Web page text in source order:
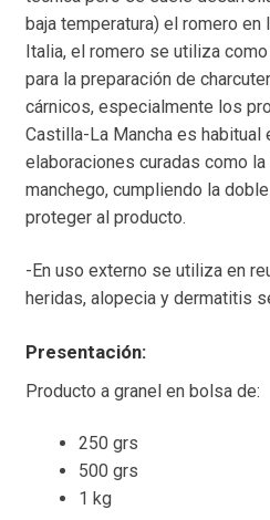
baja temperatura) el romero en
Italia, el romero se utiliza
para la preparación de
cárnicos, especialmente los
Castilla-La Mancha es habitual
elaboraciones curadas como
manchego, cumpliendo la
proteger al producto.
-En uso externo se utiliza en
heridas, alopecia y dermatitis
Presentación:
Producto a granel en bolsa de:
250 grs
500 grs
1 kg